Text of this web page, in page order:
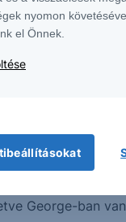
mozgására
változni fog.
akár több
a
George-ban
nyomon
el Önnek.